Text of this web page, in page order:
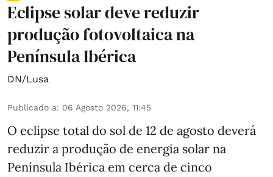
Eclipse solar deve reduzir
produção fotovoltaica na
Península Ibérica
DN/Lusa
Publicado a: 06 Agosto 2026, 11:45
O eclipse total do sol de 12 de agosto deverá
reduzir a produção de energia solar na
Península Ibérica em cerca de cinco